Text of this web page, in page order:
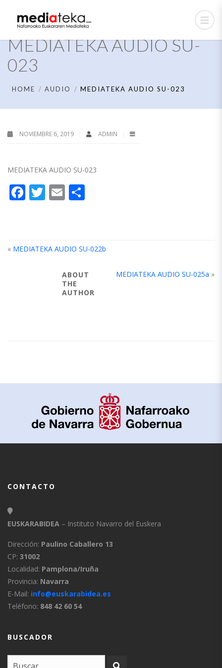
MEDIATEKA AUDIO SU-
023
HOME AUDIO MEDIATEKA AUDIO SU-023
NOVIEMBRE 6, 2019 ADMIN
MEDIATEKA AUDIO SU-023
Facebook
Twitter
Email
« MEDIATEKA AUDIO SU-022b
MEDIATEKA AUDIO SU-025a »
ABOUT
THE
AUTHOR
CONTACTO
EUSKARABIDEA – Instituto Navarro del Euskera
Dirección: Paulino Caballero 13
CP: 31002
Localidad: Pamplona/Iruña
Provincia: Navarra
E-Mail: info@euskarabidea.es
Teléfono: 848 42 60 54
BUSCADOR